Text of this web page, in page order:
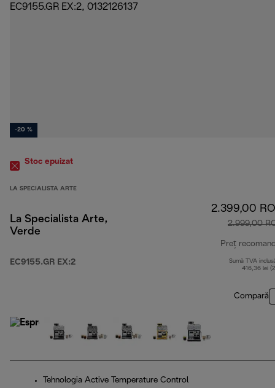
-20 %
Stoc epuizat
LA SPECIALISTA ARTE
La Specialista Arte,
Verde
EC9155.GR EX:2
2.399,00
2.999,00
Preț
Sumă TVA
416,36 lei
Compară
Tehnologia Active Temperature Control